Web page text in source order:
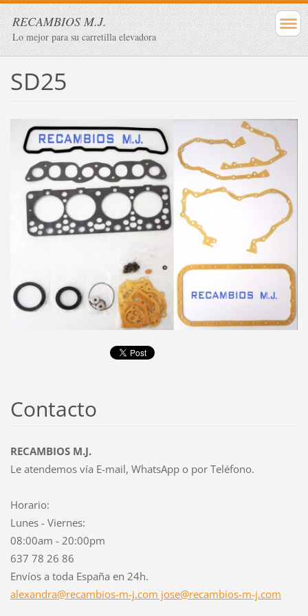
RECAMBIOS M.J.
Lo mejor para su carretilla elevadora
SD25
Contacto
RECAMBIOS M.J.
Le atendemos vía E-mail, WhatsApp o por Teléfono.
Horario:
Lunes - Viernes:
08:00am - 20:00pm
637 78 26 86
Envíos a toda España en 24h.
alexandra@recambios-m-j.com jose@recambios-m-j.com